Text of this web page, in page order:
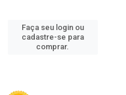
Faça seu login ou
cadastre-se para
comprar.